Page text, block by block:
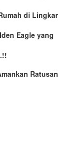
di Lingkar
Eagle yang
Ratusan